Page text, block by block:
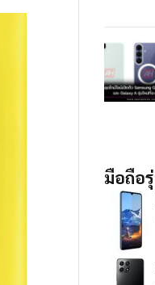
มือถือ